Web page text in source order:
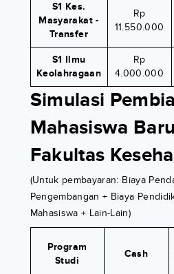
S1 Kes.
Masyarakat -
Transfer
Rp
11.550.000
S1 Ilmu
Keolahragaan
Rp
4.000.000
Simulasi
Mahasiswa
Fakultas
(Untuk pembayaran: Biaya
Pengembangan + Biaya
Mahasiswa + Lain-Lain)
Program
Studi
Cash